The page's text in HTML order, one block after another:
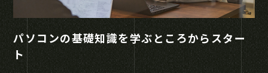
パソコンの基礎知識を学ぶところからスター
ト